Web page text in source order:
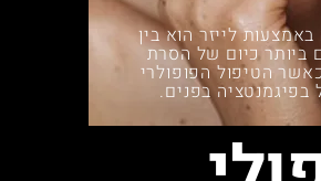
לייזר הוא בין
ביותר כיום של הסרת
הטיפול הפופולרי
בפיגמנטציה בפנים.